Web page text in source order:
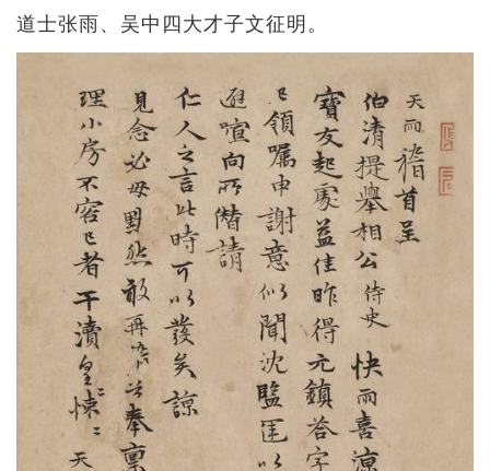
道士张雨、吴中四大才子文征明。